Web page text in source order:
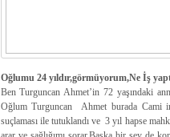
Oğlumu 24 yıldır,görmüyorum,Ne İş
Ben Turguncan Ahmet’in 72 yaşındaki
Oğlum Turguncan Ahmet burada Cami
suçlaması ile tutuklandı ve 3 yıl hapse